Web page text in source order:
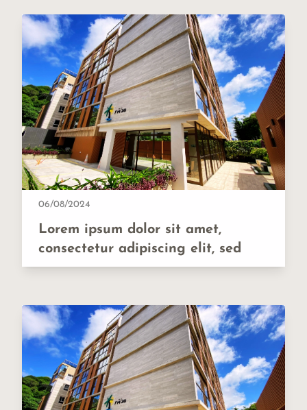
06/08/2024
Lorem ipsum dolor sit amet,
consectetur adipiscing elit, sed